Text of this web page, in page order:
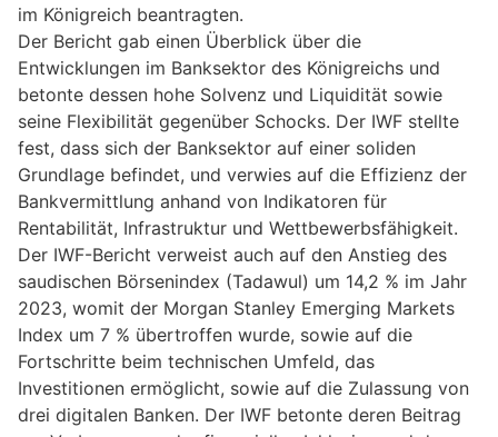
im Königreich beantragten.
Der Bericht gab einen Überblick über die
Entwicklungen im Banksektor des Königreichs und
betonte dessen hohe Solvenz und Liquidität sowie
seine Flexibilität gegenüber Schocks. Der IWF stellte
fest, dass sich der Banksektor auf einer soliden
Grundlage befindet, und verwies auf die Effizienz der
Bankvermittlung anhand von Indikatoren für
Rentabilität, Infrastruktur und Wettbewerbsfähigkeit.
Der IWF-Bericht verweist auch auf den Anstieg des
saudischen Börsenindex (Tadawul) um 14,2 % im Jahr
2023, womit der Morgan Stanley Emerging Markets
Index um 7 % übertroffen wurde, sowie auf die
Fortschritte beim technischen Umfeld, das
Investitionen ermöglicht, sowie auf die Zulassung von
drei digitalen Banken. Der IWF betonte deren Beitrag